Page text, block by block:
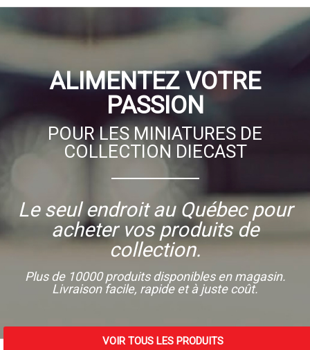
ALIMENTEZ VOTRE
PASSION
POUR LES MINIATURES DE
COLLECTION DIECAST
Le seul endroit au Québec pour
acheter vos produits de
collection.
Plus de 10000 produits disponibles en magasin.
Livraison facile, rapide et à juste coût.
VOIR TOUS LES PRODUITS